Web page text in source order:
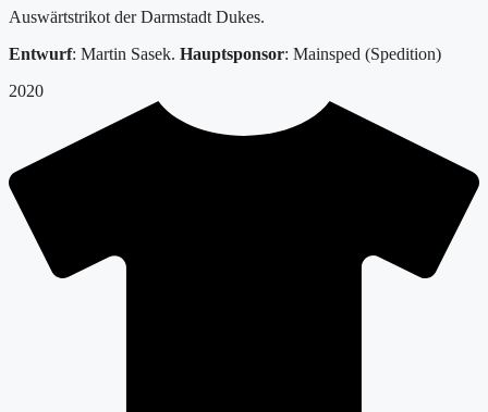
Auswärtstrikot der Darmstadt Dukes.
Entwurf: Martin Sasek. Hauptsponsor: Mainsped (Spedition)
2020